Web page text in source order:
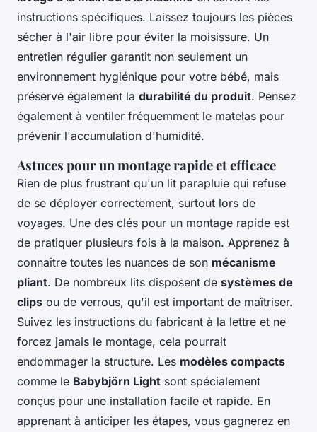
instructions spécifiques. Laissez toujours les pièces
sécher à l'air libre pour éviter la moisissure. Un
entretien régulier garantit non seulement un
environnement hygiénique pour votre bébé, mais
préserve également la durabilité du produit. Pensez
également à ventiler fréquemment le matelas pour
prévenir l'accumulation d'humidité.
Astuces pour un montage rapide et efficace
Rien de plus frustrant qu'un lit parapluie qui refuse
de se déployer correctement, surtout lors de
voyages. Une des clés pour un montage rapide est
de pratiquer plusieurs fois à la maison. Apprenez à
connaître toutes les nuances de son mécanisme
pliant. De nombreux lits disposent de systèmes de
clips ou de verrous, qu'il est important de maîtriser.
Suivez les instructions du fabricant à la lettre et ne
forcez jamais le montage, cela pourrait
endommager la structure. Les modèles compacts
comme le Babybjörn Light sont spécialement
conçus pour une installation facile et rapide. En
apprenant à anticiper les étapes, vous gagnerez en